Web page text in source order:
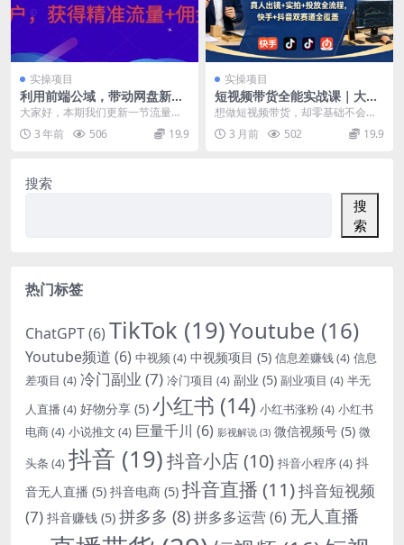
实操项目
利用前端公域，带动网盘新用
户，获得精准流量+佣金
大家好，本期我们更新一节流量＋
佣金双收益的玩法，这种玩法适合
个人，工作室及我们的...
3 年前 506 19.9
实操项目
短视频带货全能实战课｜大佬
独家教学，真人出镜+实拍+投
放全流程，快手+抖音双赛道
全覆盖
想做短视频带货，却零基础不会剪
辑、不懂选品、不会写文案？想尝
试真人出镜带货，却怕...
3 月前 502 19.9
搜索
搜
索
热门标签
ChatGPT(6) TikTok (19)Youtube (16)
Youtube频道 (6) 中视频(4) 中视频项目 (5) 信息差赚钱(4) 信息
差项目 (4) 冷门副业 (7) 冷门项目 (4) 副业 (5) 副业项目 (4) 半无
人直播 (4) 好物分享 (5) 小红书 (14) 小红书涨粉(4) 小红书
电商(4) 小说推文 (4) 巨量千川 (6) 影视解说 (3) 微信视频号 (5) 微
头条 (4) 抖音 (19)抖音小店(10) 抖音小程序(4) 抖
音无人直播 (5) 抖音电商 (5) 抖音直播 (11)抖音短视频
(7) 抖音赚钱 (5) 拼多多 (8)拼多多运营(6) 无人直播